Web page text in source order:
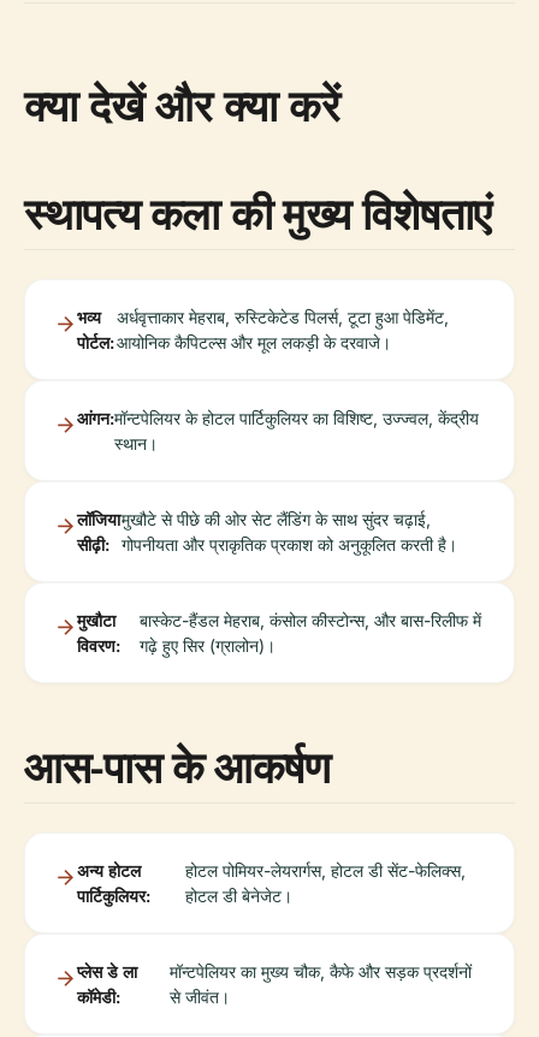
क्या देखें और क्या करें
स्थापत्य कला की मुख्य विशेषताएं
भव्य
पोर्टल:
अर्धवृत्ताकार मेहराब, रुस्टिकेटेड पिलर्स, टूटा हुआ पेडिमेंट,
आयोनिक कैपिटल्स और मूल लकड़ी के दरवाजे।
आंगन:मॉन्टपेलियर के होटल पार्टिकुलियर का विशिष्ट, उज्ज्वल, केंद्रीय
स्थान।
लॉजिया
सीढ़ी:
मुखौटे से पीछे की ओर सेट लैंडिंग के साथ सुंदर चढ़ाई,
गोपनीयता और प्राकृतिक प्रकाश को अनुकूलित करती है।
मुखौटा
विवरण:
बास्केट-हैंडल मेहराब, कंसोल कीस्टोन्स, और बास-रिलीफ में
गढ़े हुए सिर (ग्रालोन)।
आस-पास के आकर्षण
अन्य होटल
पार्टिकुलियर:
होटल पोमियर-लेयरार्गस, होटल डी सेंट-फेलिक्स,
होटल डी बेनेजेट।
प्लेस डे ला
कॉमेडी:
मॉन्टपेलियर का मुख्य चौक, कैफे और सड़क प्रदर्शनों
से जीवंत।